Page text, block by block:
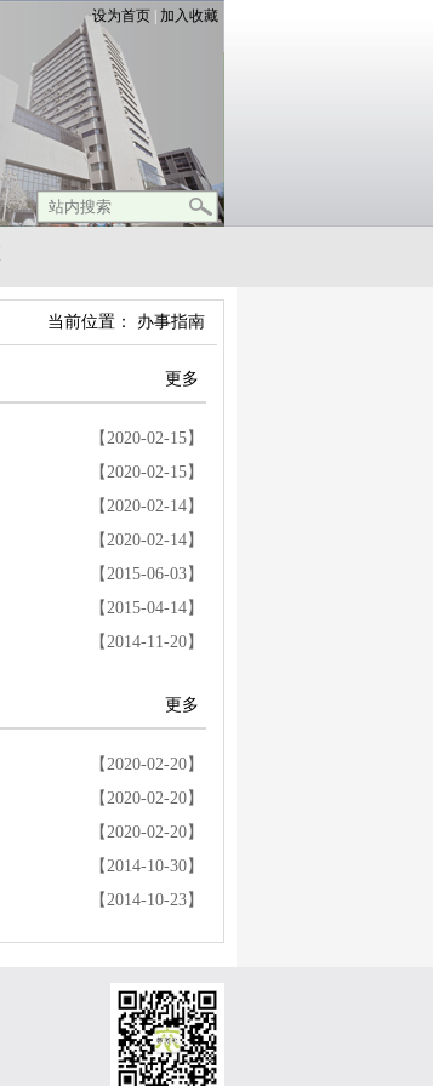
设为首页 加入收藏
当前位置： 办事指南
更多
【2020-02-15】
【2020-02-15】
【2020-02-14】
【2020-02-14】
【2015-06-03】
【2015-04-14】
【2014-11-20】
更多
【2020-02-20】
【2020-02-20】
【2020-02-20】
【2014-10-30】
【2014-10-23】